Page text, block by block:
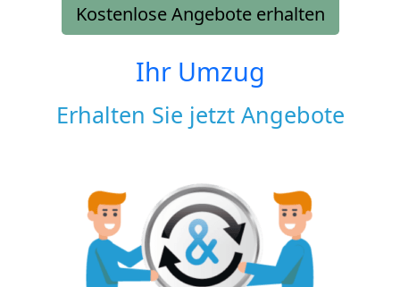
Kostenlose Angebote erhalten
Ihr Umzug
Erhalten Sie jetzt Angebote